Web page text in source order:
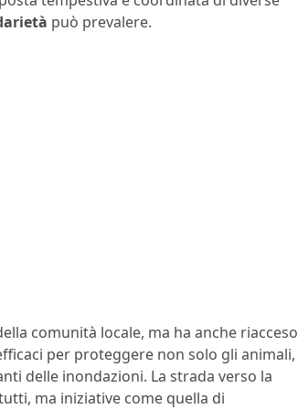
può prevalere.
comunità locale, ma ha anche riacceso
per proteggere non solo gli animali,
delle inondazioni. La strada verso la
ma iniziative come quella di